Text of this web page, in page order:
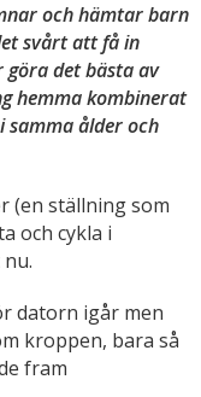
och hämtar barn
svårt att få in
göra det bästa av
hemma kombinerat
ålder och
(en ställning som
och cykla i
datorn igår men
kroppen, bara så
fram